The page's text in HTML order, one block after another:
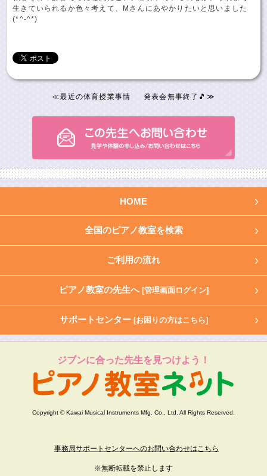
生きていられるか色々考えて、Mさんにあやかりたいと思いました
(*^-^*)
≪最近の体育授業事情 発表会無事終了🎵 ≫
HOME
全国のピアノ教室を検索
ご利用の流れ
ピアノ教室の先生へ [管理画面ログイン]
サポートセンター [お困りの方はこちら]
ジブンに合った先生を見つけよう！
Copyright © Kawai Musical Instruments Mfg. Co., Ltd. All Rights Reserved.
事務局サポートセンターへのお問い合わせはこちら
※無断転載を禁止します